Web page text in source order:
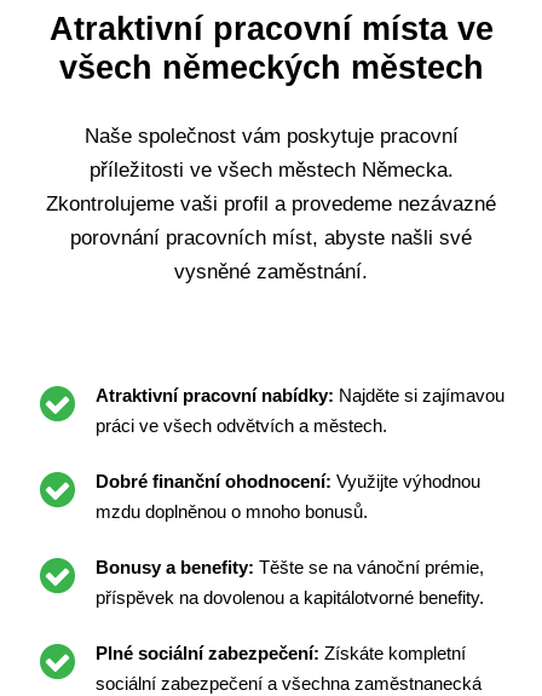
Atraktivní pracovní místa ve
všech německých městech
Naše společnost vám poskytuje pracovní
příležitosti ve všech městech Německa.
Zkontrolujeme vaši profil a provedeme nezávazné
porovnání pracovních míst, abyste našli své
vysněné zaměstnání.
Atraktivní pracovní nabídky: Najděte si zajímavou
práci ve všech odvětvích a městech.
Dobré finanční ohodnocení: Využijte výhodnou
mzdu doplněnou o mnoho bonusů.
Bonusy a benefity: Těšte se na vánoční prémie,
příspěvek na dovolenou a kapitálotvorné benefity.
Plné sociální zabezpečení: Získáte kompletní
sociální zabezpečení a všechna zaměstnanecká